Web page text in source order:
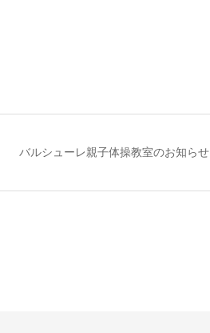
バルシューレ親子体操教室のお知らせ